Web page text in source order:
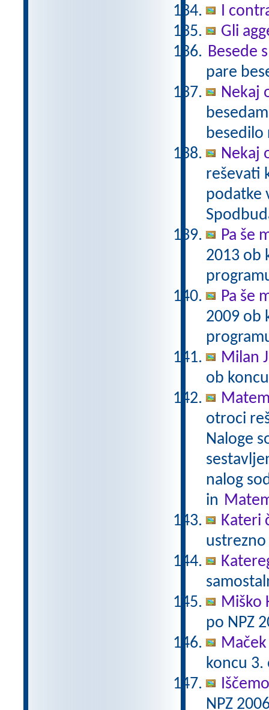
I
Gli
Besede
pare
Nekaj
besedilo
Nekaj
reševati
podatke
Pa še
2013 ob
Pa še
2009 ob
Milan
ob
otroci
Naloge
nalog
in
Kateri
Miško
po NPZ
koncu
NPZ